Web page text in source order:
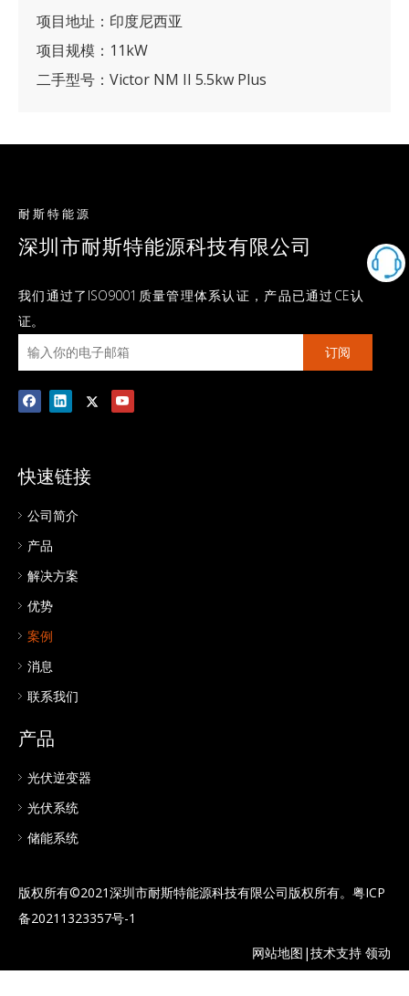
项目地址：印度尼西亚
项目规模：11kW
二手型号：Victor NM II 5.5kw Plus
耐斯特能源
深圳市耐斯特能源科技有限公司
我们通过了ISO9001质量管理体系认证，产品已通过CE认
证。
订阅
快速链接
公司简介
产品
解决方案
优势
案例
消息
联系我们
产品
光伏逆变器
光伏系统
储能系统
版权所有©2021深圳市耐斯特能源科技有限公司版权所有。 粤ICP
备20211323357号-1
网站地图 |技术支持 领动